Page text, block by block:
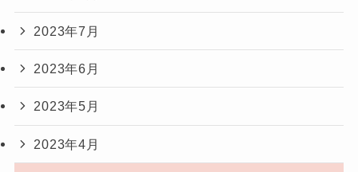
2023年7月
2023年6月
2023年5月
2023年4月